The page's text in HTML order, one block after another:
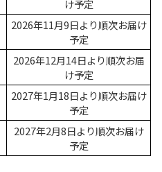
け予定
2026年11月9日より順次お届け
予定
2026年12月14日より順次お届
け予定
2027年1月18日より順次お届け
予定
2027年2月8日より順次お届け
予定